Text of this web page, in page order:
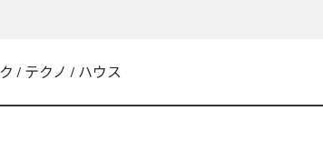
/ テクノ / ハウス